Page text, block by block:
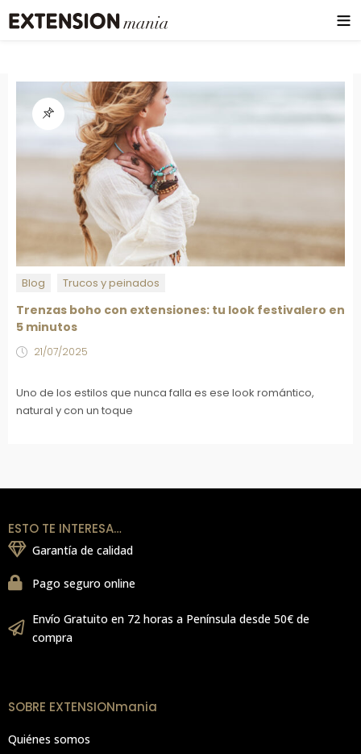
Blog Trucos y peinados
Trenzas boho con extensiones: tu look festivalero en
5 minutos
21/07/2025
Uno de los estilos que nunca falla es ese look romántico,
natural y con un toque
ESTO TE INTERESA…
Garantía de calidad
Pago seguro online
Envío Gratuito en 72 horas a Península desde 50€ de
compra
SOBRE EXTENSIONmania
Quiénes somos